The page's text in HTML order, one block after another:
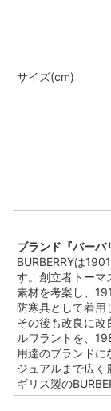
サイズ(cm)
ブランド『バーバ
BURBERRYは
す。創立者トーマ
素材を考案し、
防寒具として着用
その後も改良に
ルワラントを、
用達のブランド
ジュアルまで広く
ギリス製の